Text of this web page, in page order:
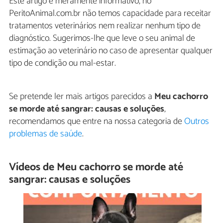
PeritoAnimal.com.br não temos capacidade para receitar
tratamentos veterinários nem realizar nenhum tipo de
diagnóstico. Sugerimos-lhe que leve o seu animal de
estimação ao veterinário no caso de apresentar qualquer
tipo de condição ou mal-estar.
Se pretende ler mais artigos parecidos a Meu cachorro
se morde até sangrar: causas e soluções,
recomendamos que entre na nossa categoria deOutros
problemas de saúde.
Vídeos de Meu cachorro se morde até
sangrar: causas e soluções